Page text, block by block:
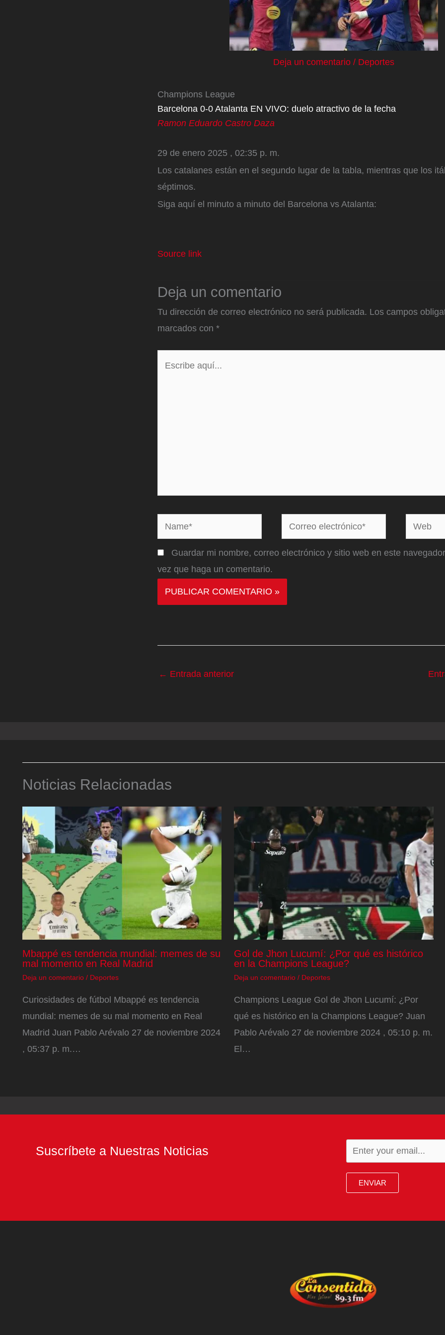
Deja un comentario / Deportes
Champions League
Barcelona 0-0 Atalanta EN VIVO: duelo atractivo de la fecha
Ramon Eduardo Castro Daza
29 de enero 2025 , 02:35 p. m.
Los catalanes están en el segundo lugar de la tabla, mientras que los
séptimos.
Siga aquí el minuto a minuto del Barcelona vs Atalanta:
Source link
Deja un comentario
Tu dirección de correo electrónico no será publicada. Los campos
marcados con *
Name*
Correo
electrónico*
Web
Guardar mi nombre, correo electrónico y sitio web en este
vez que haga un comentario.
← Entrada anterior
Noticias Relacionadas
Mbappé es tendencia mundial: memes de su
mal momento en Real Madrid
Deja un comentario / Deportes
Curiosidades de fútbol Mbappé es tendencia
mundial: memes de su mal momento en Real
Madrid Juan Pablo Arévalo 27 de noviembre 2024
, 05:37 p. m.…
Gol de Jhon Lucumí: ¿Por qué es histórico
en la Champions League?
Deja un comentario / Deportes
Champions League Gol de Jhon Lucumí: ¿Por
qué es histórico en la Champions League? Juan
Pablo Arévalo 27 de noviembre 2024 , 05:10 p. m.
El…
Suscríbete a Nuestras Noticias
ENVIAR